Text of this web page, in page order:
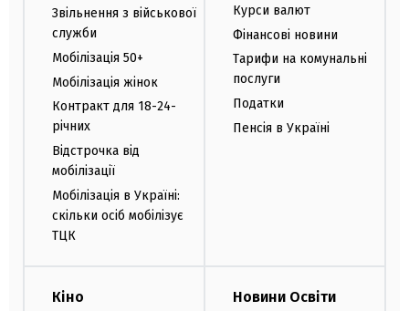
Звільнення з військової
служби
Мобілізація 50+
Мобілізація жінок
Контракт для 18-24-
річних
Відстрочка від
мобілізації
Мобілізація в Україні:
скільки осіб мобілізує
ТЦК
Курси валют
Фінансові новини
Тарифи на комунальні
послуги
Податки
Пенсія в Україні
Кіно Новини Освіти